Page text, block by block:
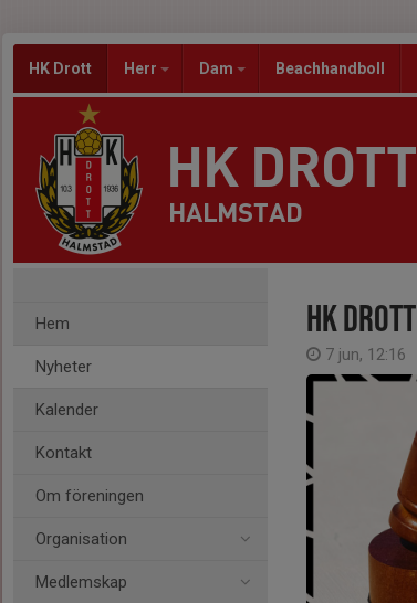
HK Drott Herr Dam Beachhandboll
HK DROTT
HALMSTAD
Hem
Nyheter
Kalender
Kontakt
Om föreningen
Organisation
Medlemskap
HK
7 jun, 12:16